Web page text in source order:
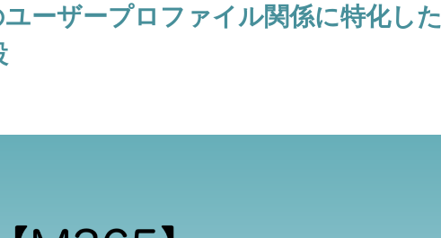
ーザープロファイル関係に特化した